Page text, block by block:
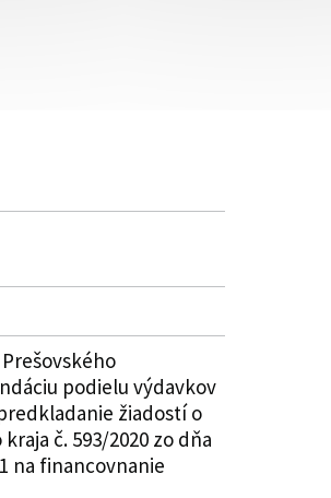
podielu výdavkov
žiadostí o
č. 593/2020 zo dňa
na financovnanie